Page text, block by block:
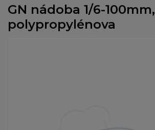
GN nádoba 1/6-100mm,
polypropylénova